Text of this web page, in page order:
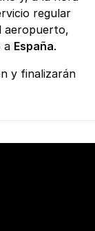
regular
aeropuerto,
a España.
y finalizarán